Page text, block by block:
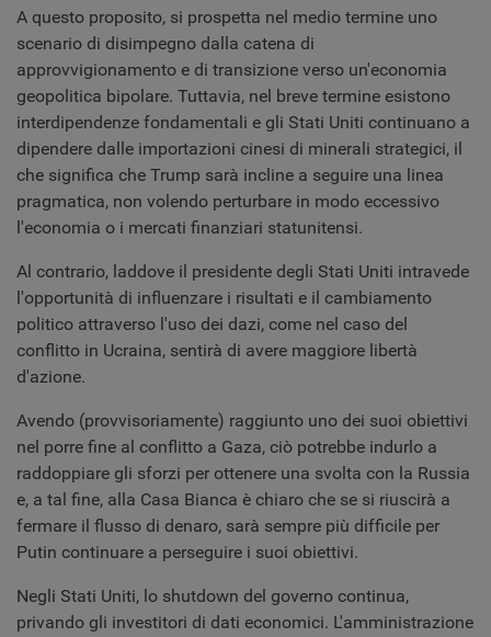
A questo proposito, si prospetta nel medio termine uno
scenario di disimpegno dalla catena di
approvvigionamento e di transizione verso un'economia
geopolitica bipolare. Tuttavia, nel breve termine esistono
interdipendenze fondamentali e gli Stati Uniti continuano a
dipendere dalle importazioni cinesi di minerali strategici, il
che significa che Trump sarà incline a seguire una linea
pragmatica, non volendo perturbare in modo eccessivo
l'economia o i mercati finanziari statunitensi.
Al contrario, laddove il presidente degli Stati Uniti intravede
l'opportunità di influenzare i risultati e il cambiamento
politico attraverso l'uso dei dazi, come nel caso del
conflitto in Ucraina, sentirà di avere maggiore libertà
d'azione.
Avendo (provvisoriamente) raggiunto uno dei suoi obiettivi
nel porre fine al conflitto a Gaza, ciò potrebbe indurlo a
raddoppiare gli sforzi per ottenere una svolta con la Russia
e, a tal fine, alla Casa Bianca è chiaro che se si riuscirà a
fermare il flusso di denaro, sarà sempre più difficile per
Putin continuare a perseguire i suoi obiettivi.
Negli Stati Uniti, lo shutdown del governo continua,
privando gli investitori di dati economici. L'amministrazione